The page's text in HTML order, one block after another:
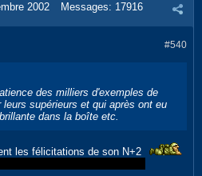
2002 Messages: 17916
#540
des milliers d'exemples de
supérieurs et qui après ont eu
dans la boîte etc.
les félicitations de son N+2